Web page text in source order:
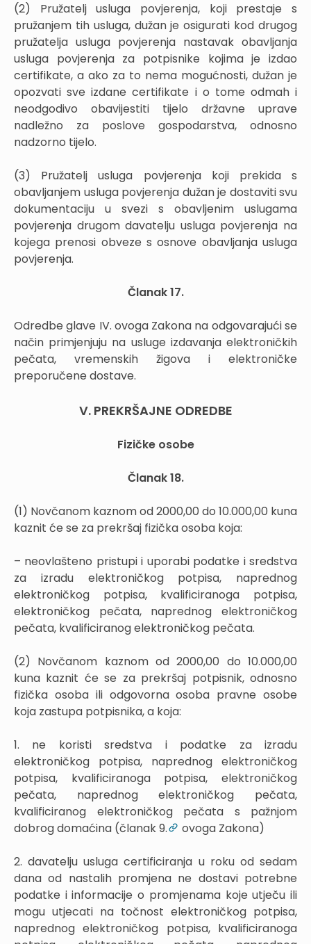
(2) Pružatelj usluga povjerenja, koji prestaje s
pružanjem tih usluga, dužan je osigurati kod drugog
pružatelja usluga povjerenja nastavak obavljanja
usluga povjerenja za potpisnike kojima je izdao
certifikate, a ako za to nema mogućnosti, dužan je
opozvati sve izdane certifikate i o tome odmah i
neodgodivo obavijestiti tijelo državne uprave
nadležno za poslove gospodarstva, odnosno
nadzorno tijelo.
(3) Pružatelj usluga povjerenja koji prekida s
obavljanjem usluga povjerenja dužan je dostaviti svu
dokumentaciju u svezi s obavljenim uslugama
povjerenja drugom davatelju usluga povjerenja na
kojega prenosi obveze s osnove obavljanja usluga
povjerenja.
Članak 17.
Odredbe glave IV. ovoga Zakona na odgovarajući se
način primjenjuju na usluge izdavanja elektroničkih
pečata, vremenskih žigova i elektroničke
preporučene dostave.
V. PREKRŠAJNE ODREDBE
Fizičke osobe
Članak 18.
(1) Novčanom kaznom od 2000,00 do 10.000,00 kuna
kaznit će se za prekršaj fizička osoba koja:
– neovlašteno pristupi i uporabi podatke i sredstva
za izradu elektroničkog potpisa, naprednog
elektroničkog potpisa, kvalificiranoga potpisa,
elektroničkog pečata, naprednog elektroničkog
pečata, kvalificiranog elektroničkog pečata.
(2) Novčanom kaznom od 2000,00 do 10.000,00
kuna kaznit će se za prekršaj potpisnik, odnosno
fizička osoba ili odgovorna osoba pravne osobe
koja zastupa potpisnika, a koja:
1. ne koristi sredstva i podatke za izradu
elektroničkog potpisa, naprednog elektroničkog
potpisa, kvalificiranoga potpisa, elektroničkog
pečata, naprednog elektroničkog pečata,
kvalificiranog elektroničkog pečata s pažnjom
dobrog domaćina (članak 9.
ovoga Zakona)
2. davatelju usluga certificiranja u roku od sedam
dana od nastalih promjena ne dostavi potrebne
podatke i informacije o promjenama koje utječu ili
mogu utjecati na točnost elektroničkog potpisa,
naprednog elektroničkog potpisa, kvalificiranoga